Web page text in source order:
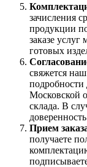
зачисления
продукции
заказе
готовых
свяжется
Московской
склада. В
Прием
получаете